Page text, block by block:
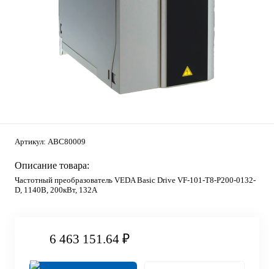
Артикул: ABC80009
Описание товара:
Частотный преобразователь VEDA Basic Drive VF-101-T8-P200-0132-
D, 1140В, 200кВт, 132А
6 463 151.64 ₽